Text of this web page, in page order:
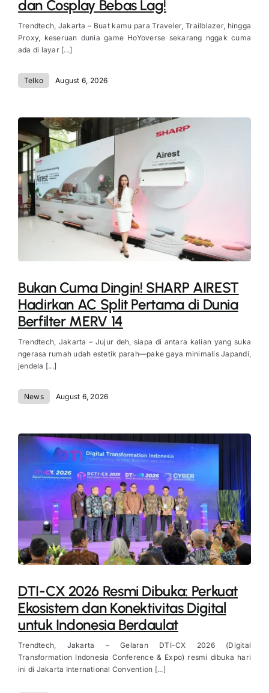
dan Cosplay Bebas Lag!
Trendtech, Jakarta – Buat kamu para Traveler, Trailblazer, hingga
Proxy, keseruan dunia game HoYoverse sekarang nggak cuma
ada di layar [...]
Telko August 6, 2026
Bukan Cuma Dingin! SHARP AIREST
Hadirkan AC Split Pertama di Dunia
Berfilter MERV 14
Trendtech, Jakarta – Jujur deh, siapa di antara kalian yang suka
ngerasa rumah udah estetik parah—pake gaya minimalis Japandi,
jendela [...]
News August 6, 2026
DTI-CX 2026 Resmi Dibuka: Perkuat
Ekosistem dan Konektivitas Digital
untuk Indonesia Berdaulat
Trendtech, Jakarta – Gelaran DTI-CX 2026 (Digital
Transformation Indonesia Conference & Expo) resmi dibuka hari
ini di Jakarta International Convention [...]